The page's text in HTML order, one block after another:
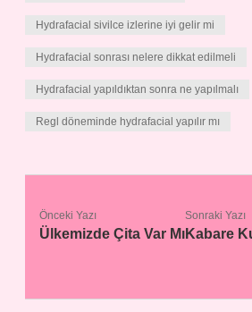
Hydrafacial sivilce izlerine iyi gelir mi
Hydrafacial sonrası nelere dikkat edilmeli
Hydrafacial yapıldıktan sonra ne yapılmalı
Regl döneminde hydrafacial yapılır mı
Önceki Yazı
Ülkemizde Çita Var Mı
Sonraki Yazı
Kabare